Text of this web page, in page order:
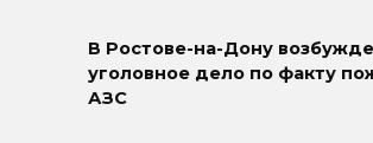
В Ростове-на-Дону
уголовное дело по факту
АЗС